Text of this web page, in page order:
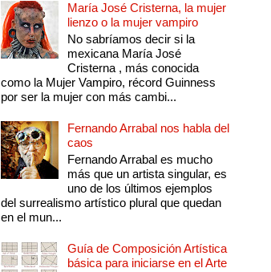
María José Cristerna, la mujer
lienzo o la mujer vampiro
No sabríamos decir si la
mexicana María José
Cristerna , más conocida
como la Mujer Vampiro, récord Guinness
por ser la mujer con más cambi...
Fernando Arrabal nos habla del
caos
Fernando Arrabal es mucho
más que un artista singular, es
uno de los últimos ejemplos
del surrealismo artístico plural que quedan
en el mun...
Guía de Composición Artística
básica para iniciarse en el Arte